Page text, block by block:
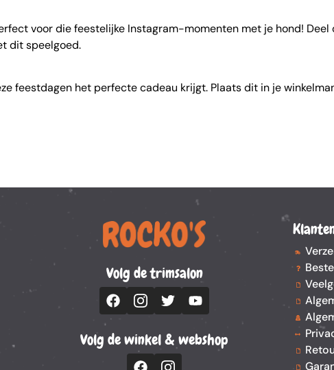
voor die feestelijke Instagram-momenten met je hond!
dit speelgoed.
feestdagen het perfecte cadeau krijgt. Plaats dit in je
Volg de trimsalon
Volg de winkel & webshop